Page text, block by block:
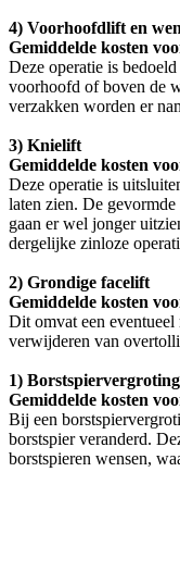
4) Voorhoofdlift en
Gemiddelde kosten
Deze operatie is
voorhoofd of boven de
verzakken worden er
3) Knielift
Gemiddelde kosten
Deze operatie is
laten zien. De
gaan er wel jonger
dergelijke zinloze
2) Grondige facelift
Gemiddelde kosten
Dit omvat een
verwijderen van
1) Borstspiervergroting
Gemiddelde kosten
Bij een
borstspier veranderd.
borstspieren wensen,